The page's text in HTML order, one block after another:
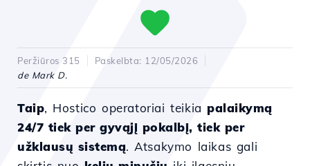
Peržiūros 315
Paskelbta: 12/05/2026
de Mark D.
Taip, Hostico operatoriai teikiapalaikymą
24/7 tiek per gyvąjį pokalbį, tiek per
užklausų sistemą. Atsakymo laikas gali